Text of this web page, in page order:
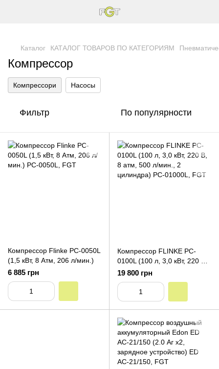
Каталог КАТАЛОГ ТОВАРОВ ПО КАТЕГОРИЯМ
Компрессор
Компрессори Насосы
Фильтр По популярности
Компресcор Flinke PC-0050L
(1,5 кВт, 8 Атм, 206 л/мин.)
6 885 грн
Компрессор FLINKE PC-
0100L (100 л, 3,0 кВт, 220 В,
8 атм, 500 л/мин., 2
цилиндра)
19 800 грн